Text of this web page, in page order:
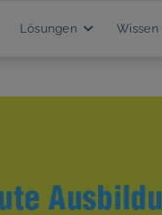
Lösungen Wissen